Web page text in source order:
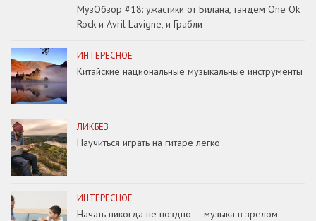
МузОбзор #18: ужастики от Билана, тандем One Ok
Rock и Avril Lavigne, и Грабли
ИНТЕРЕСНОЕ
Китайские национальные музыкальные инструменты
ЛИКБЕЗ
Научиться играть на гитаре легко
ИНТЕРЕСНОЕ
Начать никогда не поздно — музыка в зрелом